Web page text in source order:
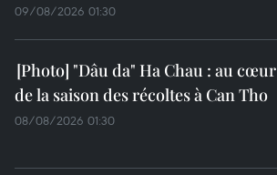
09/08/2026 01:30
"Dâu da" Ha Chau : au cœur
de la saison des récoltes à Can Tho
08/08/2026 01:30